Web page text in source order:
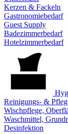
Kerzen & Fackeln
Gastronomiebedarf
Guest Supply
Badezimmerbedarf
Hotelzimmerbedarf
Reinigungs- &
Wischpflege,
Waschmittel,
Desinfektion